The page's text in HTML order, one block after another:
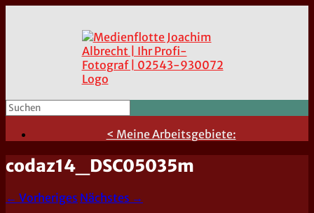
< Meine Arbeitsgebiete:
codaz14_DSC05035m
← Vorheriges Nächstes →